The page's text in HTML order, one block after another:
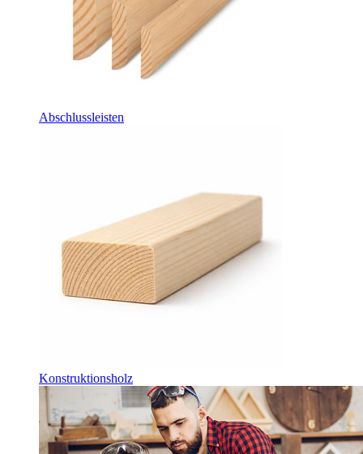
Abschlussleisten
Konstruktionsholz